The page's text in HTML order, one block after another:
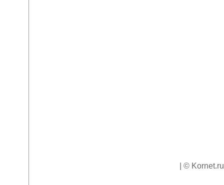
| ©